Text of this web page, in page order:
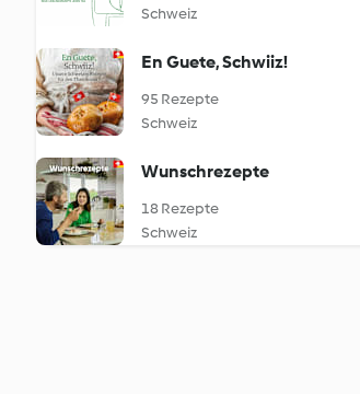
Schweiz
En Guete, Schwiiz!
95 Rezepte
Schweiz
Wunschrezepte
18 Rezepte
Schweiz